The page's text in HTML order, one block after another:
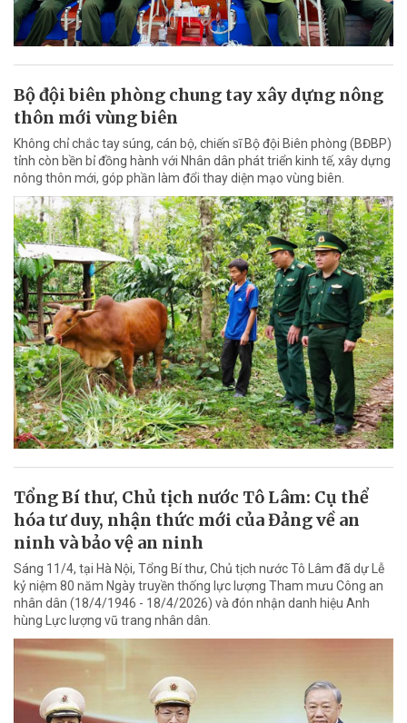
Bộ đội biên phòng chung tay xây dựng nông
thôn mới vùng biên
Không chỉ chắc tay súng, cán bộ, chiến sĩ Bộ đội Biên phòng (BĐBP)
tỉnh còn bền bỉ đồng hành với Nhân dân phát triển kinh tế, xây dựng
nông thôn mới, góp phần làm đổi thay diện mạo vùng biên.
Tổng Bí thư, Chủ tịch nước Tô Lâm: Cụ thể
hóa tư duy, nhận thức mới của Đảng về an
ninh và bảo vệ an ninh
Sáng 11/4, tại Hà Nội, Tổng Bí thư, Chủ tịch nước Tô Lâm đã dự Lễ
kỷ niệm 80 năm Ngày truyền thống lực lượng Tham mưu Công an
nhân dân (18/4/1946 - 18/4/2026) và đón nhận danh hiệu Anh
hùng Lực lượng vũ trang nhân dân.